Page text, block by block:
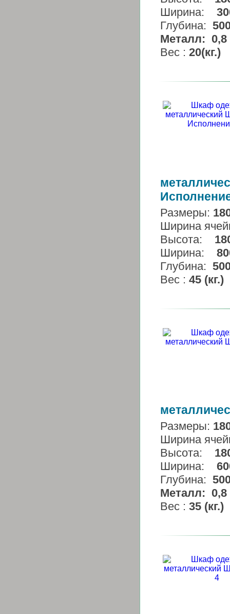
Ширина:
Глубина:
Металл:
Вес : 20(кг.)
Размеры:
Ширина
Высота:
Ширина:
Глубина:
Вес : 45 (кг.)
Размеры:
Ширина
Высота:
Ширина:
Глубина:
Металл:
Вес : 35 (кг.)